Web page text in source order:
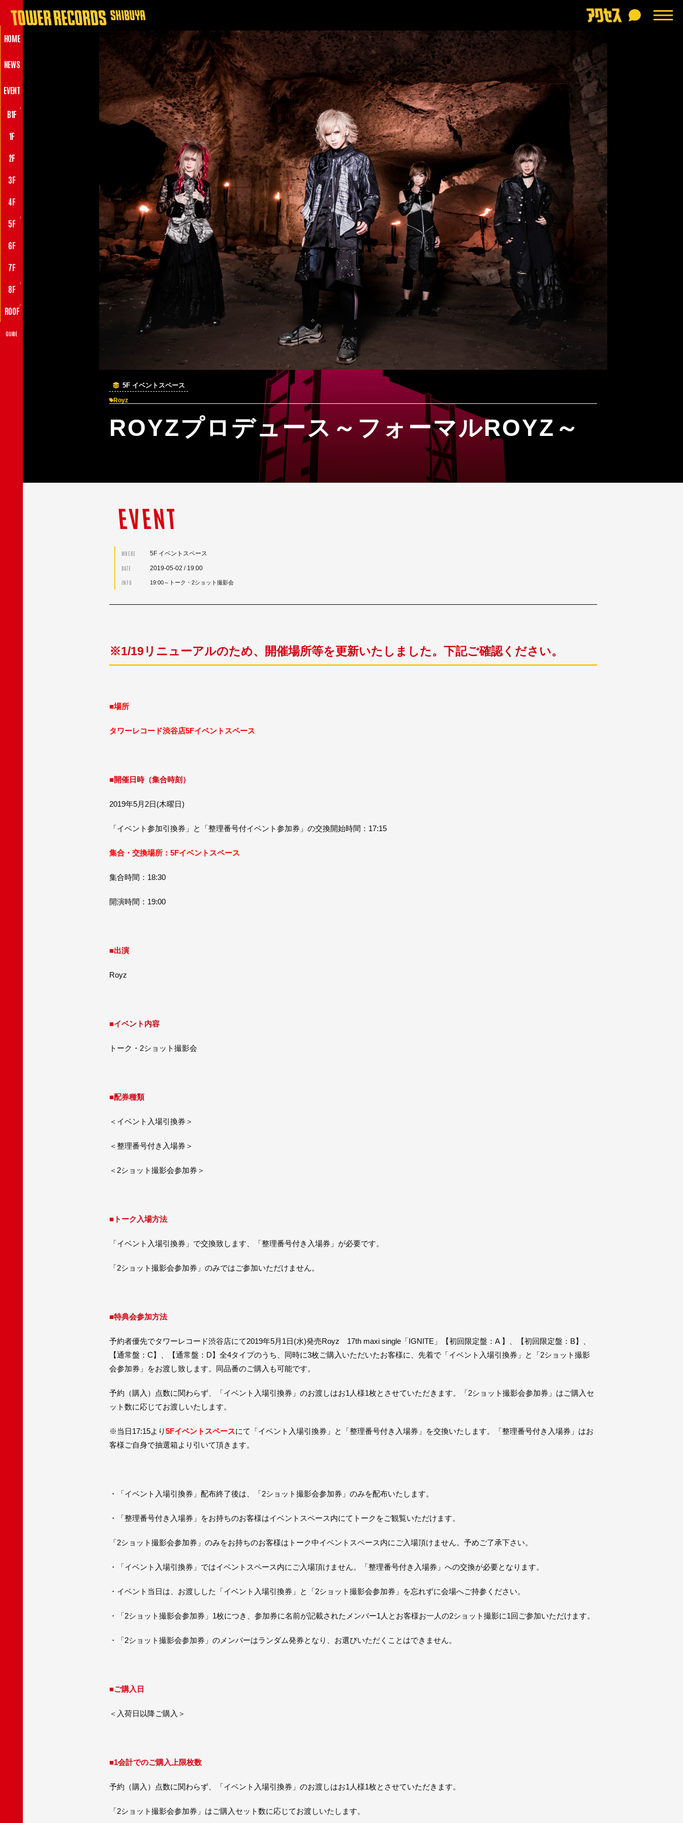
HOME
NEWS
EVENT
B1F
♪
1F
2F
3F
4F
5F
♪
6F
7F
8F
♪
ROOF
♪
GUIDE
5F イベントスペース
Royz
ROYZプロデュース～フォーマルROYZ～
EVENT
WHERE 5F イベントスペース
DATE 2019-05-02 / 19:00
INFO 19:00～トーク・2ショット撮影会
※1/19リニューアルのため、開催場所等を更新いたしました。下記ご確認ください。
■場所
タワーレコード渋谷店5Fイベントスペース
■開催日時（集合時刻）
2019年5月2日(木曜日)
「イベント参加引換券」と「整理番号付イベント参加券」の交換開始時間：17:15
集合・交換場所：5Fイベントスペース
集合時間：18:30
開演時間：19:00
■出演
Royz
■イベント内容
トーク・2ショット撮影会
■配券種類
＜イベント入場引換券＞
＜整理番号付き入場券＞
＜2ショット撮影会参加券＞
■トーク入場方法
「イベント入場引換券」で交換致します、「整理番号付き入場券」が必要です。
「2ショット撮影会参加券」のみではご参加いただけません。
■特典会参加方法
予約者優先でタワーレコード渋谷店にて2019年5月1日(水)発売Royz 17th maxi single「IGNITE」【初回限定盤：A 】、【初回限定盤：B】、
【通常盤：C】、【通常盤：D】全4タイプのうち、同時に3枚ご購入いただいたお客様に、先着で「イベント入場引換券」と「2ショット撮影
会参加券」をお渡し致します。同品番のご購入も可能です。
予約（購入）点数に関わらず、「イベント入場引換券」のお渡しはお1人様1枚とさせていただきます。「2ショット撮影会参加券」はご購入セ
ット数に応じてお渡しいたします。
※当日17:15より5Fイベントスペースにて「イベント入場引換券」と「整理番号付き入場券」を交換いたします。「整理番号付き入場券」はお
客様ご自身で抽選箱より引いて頂きます。
・「イベント入場引換券」配布終了後は、「2ショット撮影会参加券」のみを配布いたします。
・「整理番号付き入場券」をお持ちのお客様はイベントスペース内にてトークをご観覧いただけます。
「2ショット撮影会参加券」のみをお持ちのお客様はトーク中イベントスペース内にご入場頂けません。予めご了承下さい。
・「イベント入場引換券」ではイベントスペース内にご入場頂けません。「整理番号付き入場券」への交換が必要となります。
・イベント当日は、お渡しした「イベント入場引換券」と「2ショット撮影会参加券」を忘れずに会場へご持参ください。
・「2ショット撮影会参加券」1枚につき、参加券に名前が記載されたメンバー1人とお客様お一人の2ショット撮影に1回ご参加いただけます。
・「2ショット撮影会参加券」のメンバーはランダム発券となり、お選びいただくことはできません。
■ご購入日
＜入荷日以降ご購入＞
■1会計でのご購入上限枚数
予約（購入）点数に関わらず、「イベント入場引換券」のお渡しはお1人様1枚とさせていただきます。
「2ショット撮影会参加券」はご購入セット数に応じてお渡しいたします。